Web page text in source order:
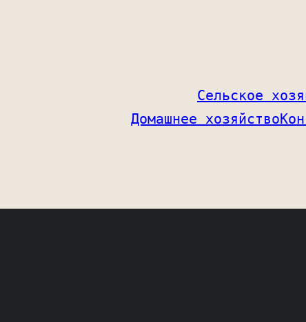
Сельское
Домашнее хозяйство